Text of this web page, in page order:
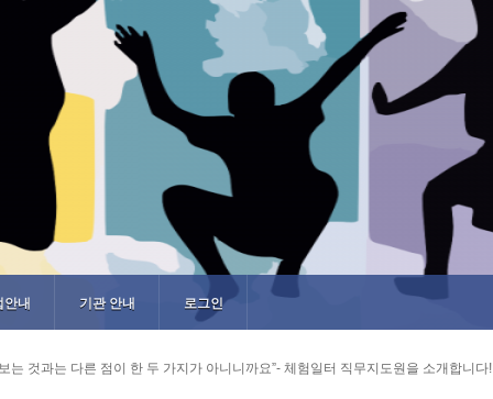
안내 기관 안내 로그인
는 것과는 다른 점이 한 두 가지가 아니니까요”- 체험일터 직무지도원을 소개합니다!